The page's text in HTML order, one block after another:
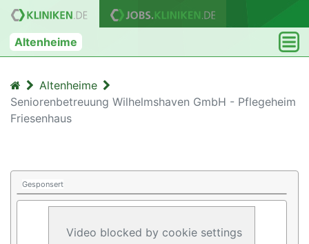
Altenheime
Altenheime
Seniorenbetreuung Wilhelmshaven GmbH - Pflegeheim
Friesenhaus
Gesponsert
Video blocked by cookie settings